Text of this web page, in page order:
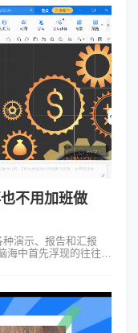
不用加班做
演示、报告和汇报
海中首先浮现的往往是